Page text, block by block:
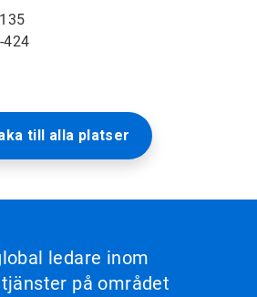
424
till alla platser
ledare inom
på området